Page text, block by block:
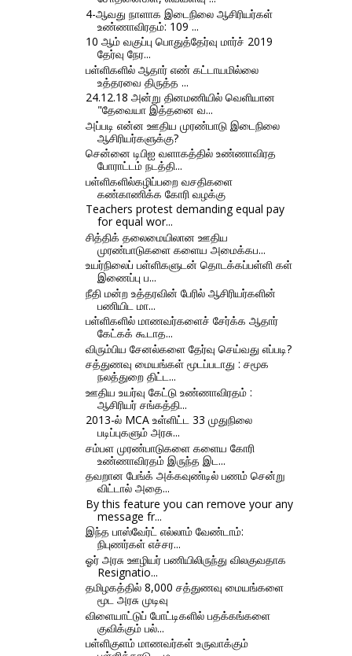
4-ஆவது நாளாக இடைநிலை ஆசிரியர்கள்
உண்ணாவிரதம்: 109 ...
10 ஆம் வகுப்பு பொதுத்தேர்வு மார்ச் 2019
தேர்வு நேர...
பள்ளிகளில் ஆதார் எண் கட்டாயமில்லை
உத்தரவை திருத்த ...
24.12.18 அன்று தினமணியில் வெளியான
"தேவையா இத்தனை வ...
அப்படி என்ன ஊதிய முரண்பாடு இடைநிலை
ஆசிரியர்களுக்கு?
சென்னை டிபிஐ வளாகத்தில் உண்ணாவிரத
போராட்டம் நடத்தி...
பள்ளிகளில்கழிப்பறை வசதிகளை
கண்காணிக்க கோரி வழக்கு
Teachers protest demanding equal pay
for equal wor...
சித்திக் தலைமையிலான ஊதிய
முரண்பாடுகளை களைய அமைக்கப...
உயர்நிலைப் பள்ளிகளுடன் தொடக்கப்பள்ளி கள்
இணைப்பு ப...
நீதி மன்ற உத்தரவின் பேரில் ஆசிரியர்களின்
பணியிட மா...
பள்ளிகளில் மாணவர்களைச் சேர்க்க ஆதார்
கேட்கக் கூடாத...
விரும்பிய சேனல்களை தேர்வு செய்வது எப்படி?
சத்துணவு மையங்கள் மூடப்படாது : சமூக
நலத்துறை திட்ட...
ஊதிய உயர்வு கேட்டு உண்ணாவிரதம் :
ஆசிரியர் சங்கத்தி...
2013-ல் MCA உள்ளிட்ட 33 முதுநிலை
படிப்புகளும் அரசு...
சம்பள முரண்பாடுகளை களைய கோரி
உண்ணாவிரதம் இருந்த இட...
தவறான பேங்க் அக்கவுண்டில் பணம் சென்று
விட்டால் அதை...
By this feature you can remove your any
message fr...
இந்த பாஸ்வேர்ட் எல்லாம் வேண்டாம்:
நிபுணர்கள் எச்சர...
ஓர் அரசு ஊழியர் பணியிலிருந்து விலகுவதாக
Resignatio...
தமிழகத்தில் 8,000 சத்துணவு மையங்களை
மூட அரசு முடிவு
விளையாட்டுப் போட்டிகளில் பதக்கங்களை
குவிக்கும் பல்...
பள்ளிகுளம் மாணவர்கள் உருவாக்கும்